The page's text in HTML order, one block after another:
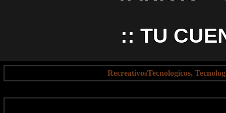
:: TU
RecreativosTecnologicos,